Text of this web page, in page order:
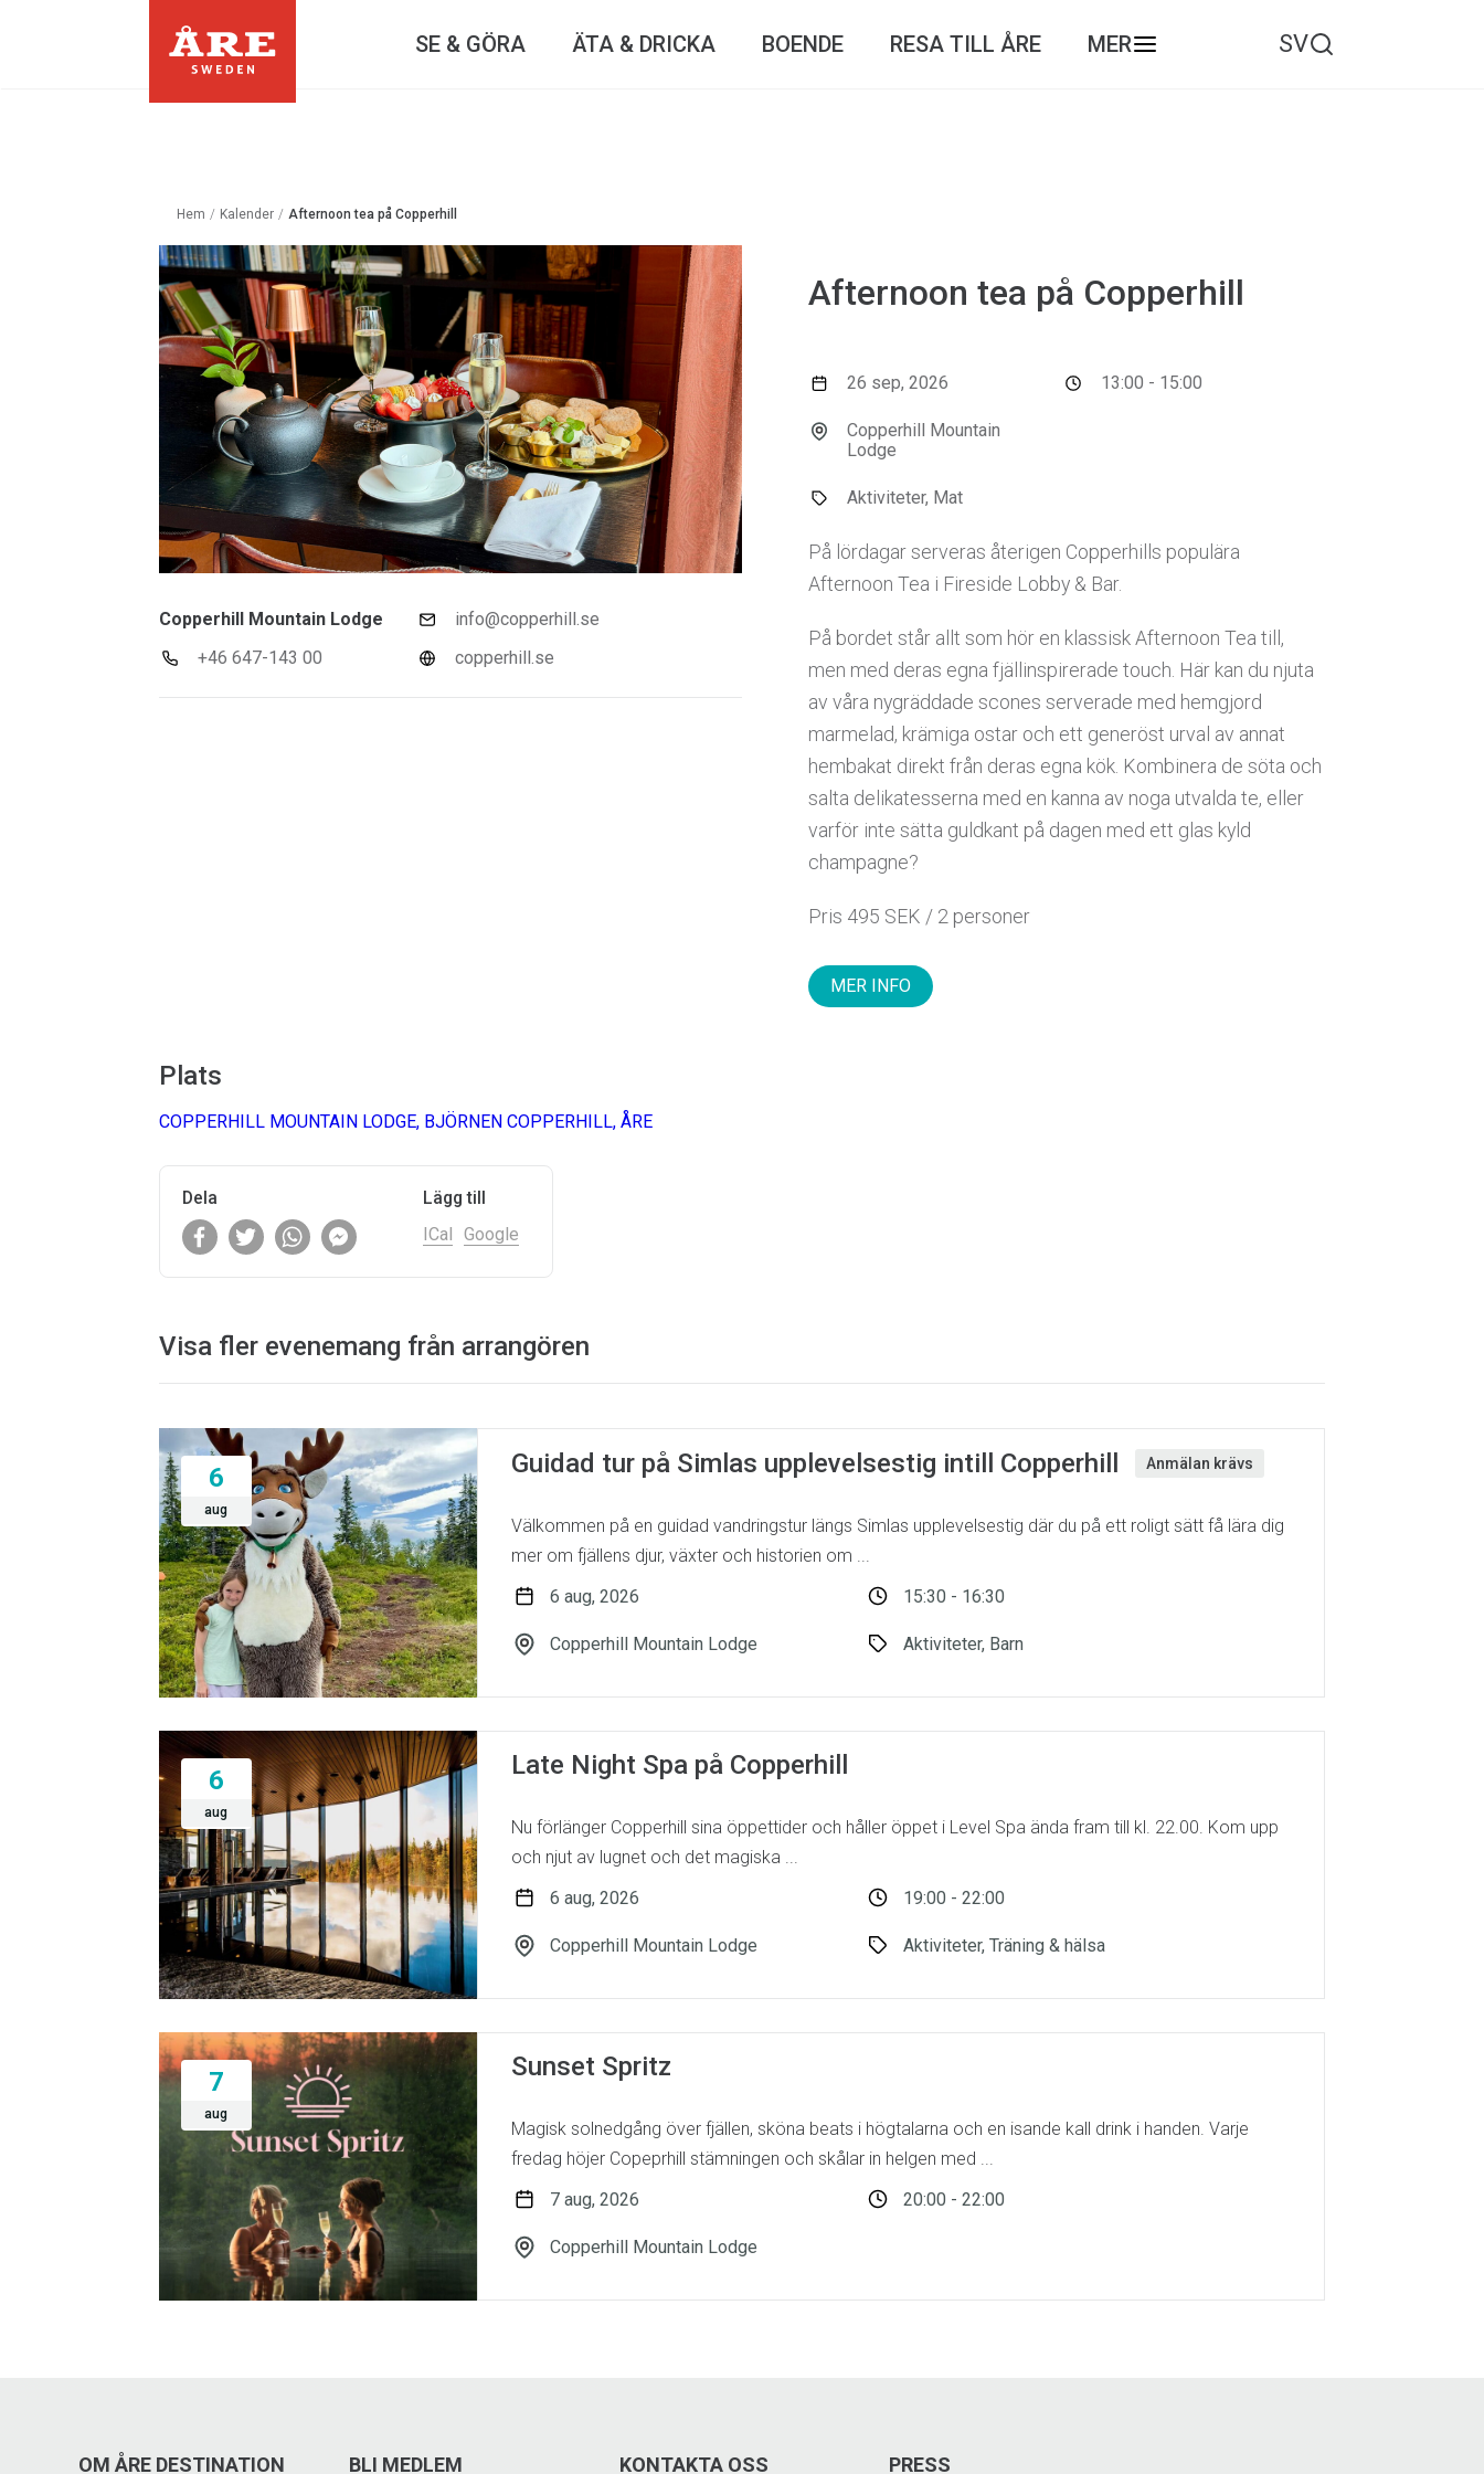
SE & GÖRA ÄTA & DRICKA BOENDE RESA TILL ÅRE MER SV
Hem / Kalender / Afternoon tea på Copperhill
Copperhill Mountain Lodge
+46 647-143 00
info@copperhill.se
copperhill.se
Afternoon tea på Copperhill
26 sep, 2026
Copperhill Mountain
Lodge
Aktiviteter, Mat
13:00 - 15:00
På lördagar serveras återigen Copperhills populära
Afternoon Tea i Fireside Lobby & Bar.
På bordet står allt som hör en klassisk Afternoon Tea till,
men med deras egna fjällinspirerade touch. Här kan du njuta
av våra nygräddade scones serverade med hemgjord
marmelad, krämiga ostar och ett generöst urval av annat
hembakat direkt från deras egna kök. Kombinera de söta och
salta delikatesserna med en kanna av noga utvalda te, eller
varför inte sätta guldkant på dagen med ett glas kyld
champagne?
Pris 495 SEK / 2 personer
MER INFO
Plats
COPPERHILL MOUNTAIN LODGE, BJÖRNEN COPPERHILL, ÅRE
Dela
Lägg till
ICal Google
Visa fler evenemang från arrangören
6
aug
Guidad tur på Simlas upplevelsestig intill Copperhill Anmälan krävs
Välkommen på en guidad vandringstur längs Simlas upplevelsestig där du på ett roligt sätt få lära dig
mer om fjällens djur, växter och historien om ...
6 aug, 2026
15:30 - 16:30
Copperhill Mountain Lodge Aktiviteter, Barn
6
aug
Late Night Spa på Copperhill
Nu förlänger Copperhill sina öppettider och håller öppet i Level Spa ända fram till kl. 22.00. Kom upp
och njut av lugnet och det magiska ...
6 aug, 2026
19:00 - 22:00
Copperhill Mountain Lodge Aktiviteter, Träning & hälsa
7
aug
Sunset Spritz
Magisk solnedgång över fjällen, sköna beats i högtalarna och en isande kall drink i handen. Varje
fredag höjer Copeprhill stämningen och skålar in helgen med ...
7 aug, 2026
20:00 - 22:00
Copperhill Mountain Lodge
OM ÅRE DESTINATION BLI MEDLEM KONTAKTA OSS PRESS